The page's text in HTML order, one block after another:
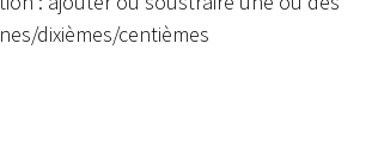
dixièmes/centièmes